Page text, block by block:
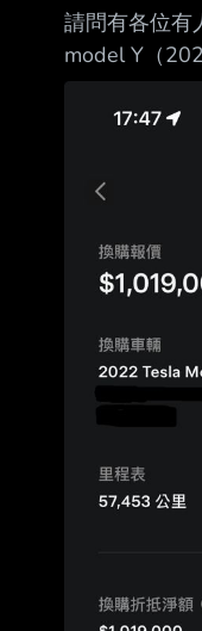
請問有各位
model Y（
感，我自己試
被新車的爽
（已經配到